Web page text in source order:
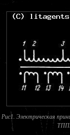
Рис1. Электрическая